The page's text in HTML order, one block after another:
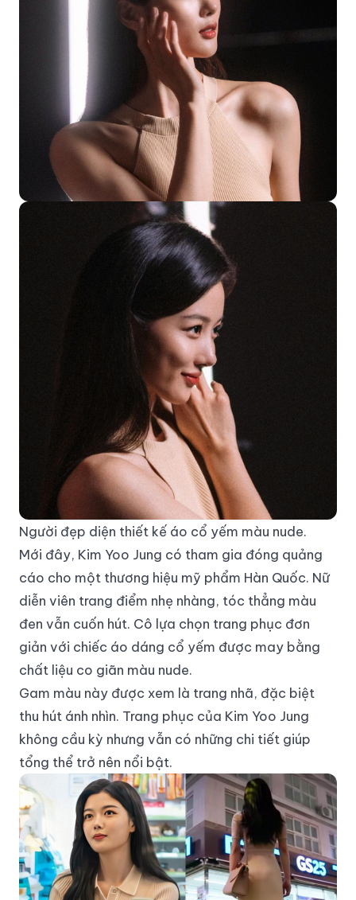
Người đẹp diện thiết kế áo cổ yếm màu nude.
Mới đây, Kim Yoo Jung có tham gia đóng quảng
cáo cho một thương hiệu mỹ phẩm Hàn Quốc. Nữ
diễn viên trang điểm nhẹ nhàng, tóc thẳng màu
đen vẫn cuốn hút. Cô lựa chọn trang phục đơn
giản với chiếc áo dáng cổ yếm được may bằng
chất liệu co giãn màu nude.
Gam màu này được xem là trang nhã, đặc biệt
thu hút ánh nhìn. Trang phục của Kim Yoo Jung
không cầu kỳ nhưng vẫn có những chi tiết giúp
tổng thể trở nên nổi bật.